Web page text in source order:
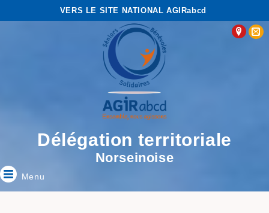
VERS LE SITE NATIONAL AGIRabcd
Délégation territoriale
Norseinoise
Menu